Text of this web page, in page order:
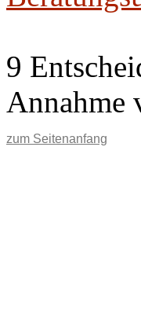
9
Annahme
zum Seitenanfang